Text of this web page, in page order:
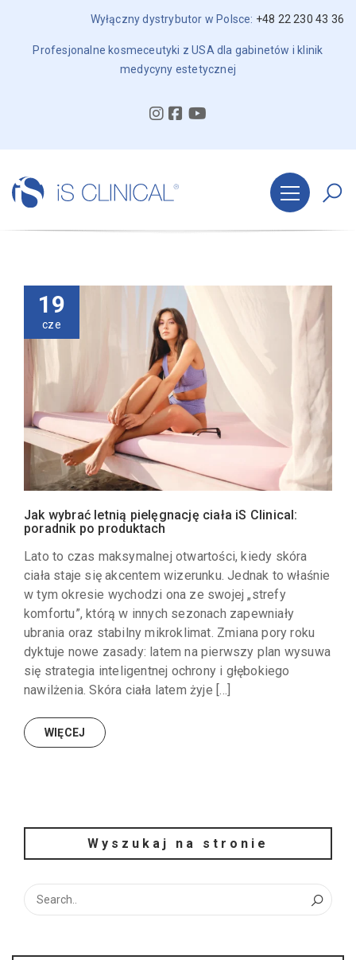
Wyłączny dystrybutor w Polsce: +48 22 230 43 36
Profesjonalne kosmeceutyki z USA dla gabinetów i klinik
medycyny estetycznej
19
cze
Jak wybrać letnią pielęgnację ciała iS Clinical:
poradnik po produktach
Lato to czas maksymalnej otwartości, kiedy skóra
ciała staje się akcentem wizerunku. Jednak to właśnie
w tym okresie wychodzi ona ze swojej „strefy
komfortu”, którą w innych sezonach zapewniały
ubrania oraz stabilny mikroklimat. Zmiana pory roku
dyktuje nowe zasady: latem na pierwszy plan wysuwa
się strategia inteligentnej ochrony i głębokiego
nawilżenia. Skóra ciała latem żyje […]
WIĘCEJ
Wyszukaj na stronie